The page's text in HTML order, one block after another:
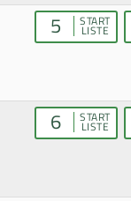
5 START
LISTE
6 START
LISTE